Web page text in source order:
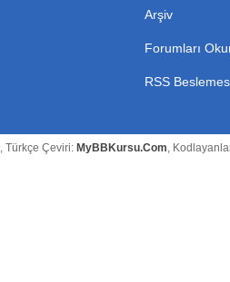
Arşiv
Forumları
RSS
, Türkçe Çeviri: MyBBKursu.Com,